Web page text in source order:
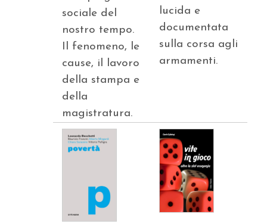
sociale del
nostro tempo.
Il fenomeno, le
cause, il lavoro
della stampa e
della
magistratura.
lucida e
documentata
sulla corsa agli
armamenti.